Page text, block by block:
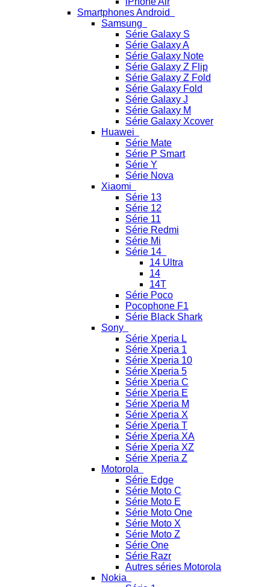
Smartphones Android
Samsung
Série Galaxy S
Série Galaxy A
Série Galaxy Note
Série Galaxy Z Flip
Série Galaxy Z Fold
Série Galaxy Fold
Série Galaxy J
Série Galaxy M
Série Galaxy Xcover
Huawei
Série Mate
Série P Smart
Série Y
Série Nova
Xiaomi
Série 13
Série 12
Série 11
Série Redmi
Série Mi
Série 14
14 Ultra
14
14T
Série Poco
Pocophone F1
Série Black Shark
Sony
Série Xperia L
Série Xperia 1
Série Xperia 10
Série Xperia 5
Série Xperia C
Série Xperia E
Série Xperia M
Série Xperia X
Série Xperia T
Série Xperia XA
Série Xperia XZ
Série Xperia Z
Motorola
Série Edge
Série Moto C
Série Moto E
Série Moto One
Série Moto X
Série Moto Z
Série One
Série Razr
Autres séries Motorola
Nokia